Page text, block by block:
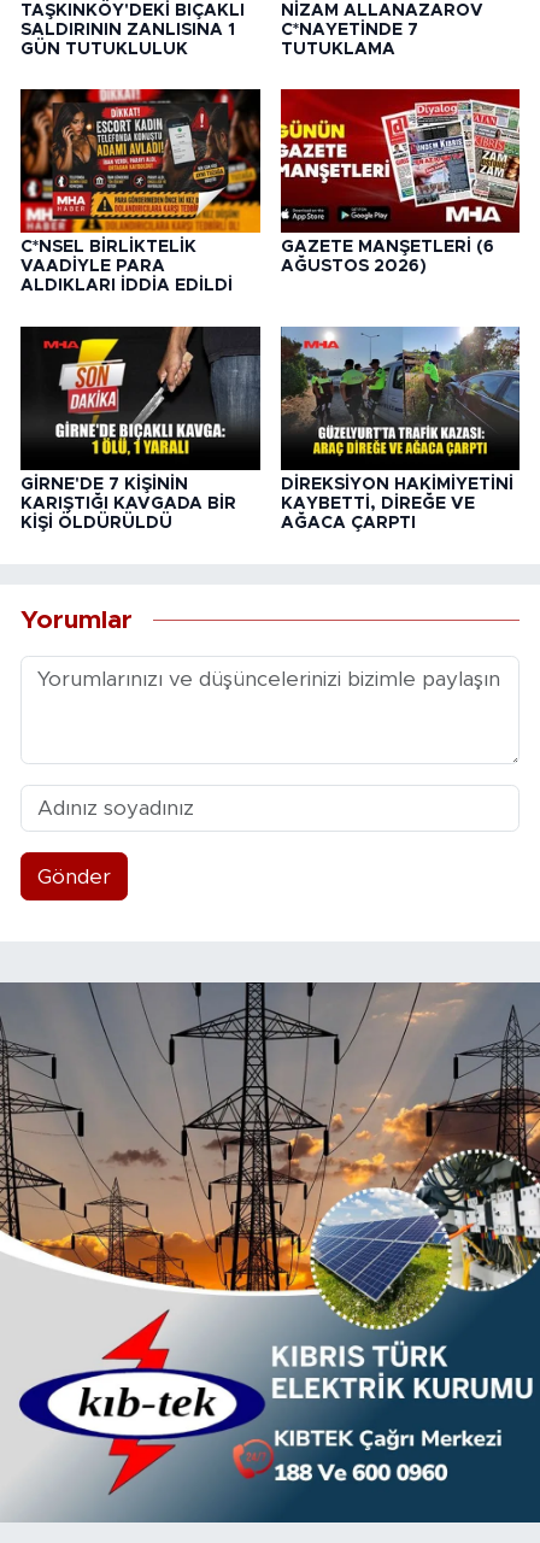
TAŞKINKÖY'DEKİ BIÇAKLI
SALDIRININ ZANLISINA 1
GÜN TUTUKLULUK
NİZAM ALLANAZAROV
C*NAYETİNDE 7
TUTUKLAMA
C*NSEL BİRLİKTELİK
VAADİYLE PARA
ALDIKLARI İDDİA EDİLDİ
GAZETE MANŞETLERİ (6
AĞUSTOS 2026)
GİRNE'DE 7 KİŞİNİN
KARIŞTIĞI KAVGADA BİR
KİŞİ ÖLDÜRÜLDÜ
DİREKSİYON HAKİMİYETİNİ
KAYBETTİ, DİREĞE VE
AĞACA ÇARPTI
Yorumlar
Gönder